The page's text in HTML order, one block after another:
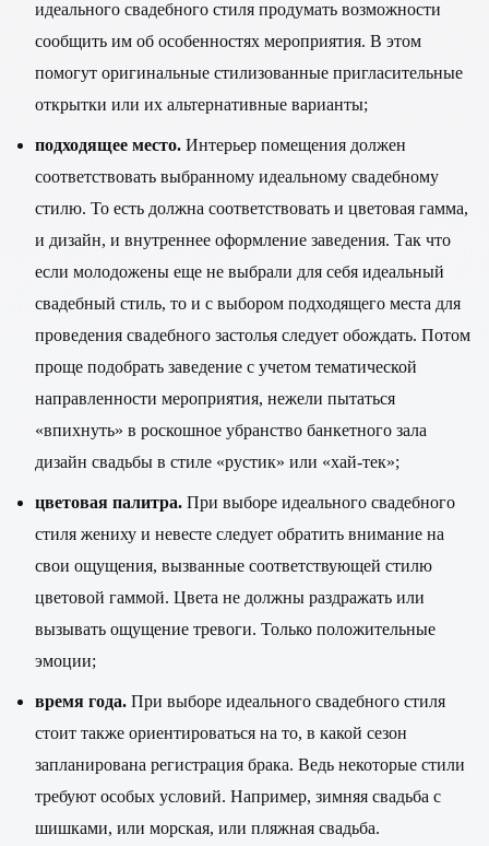
идеального свадебного стиля продумать возможности
сообщить им об особенностях мероприятия. В этом
помогут оригинальные стилизованные пригласительные
открытки или их альтернативные варианты;
подходящее место. Интерьер помещения должен
соответствовать выбранному идеальному свадебному
стилю. То есть должна соответствовать и цветовая гамма,
и дизайн, и внутреннее оформление заведения. Так что
если молодожены еще не выбрали для себя идеальный
свадебный стиль, то и с выбором подходящего места для
проведения свадебного застолья следует обождать. Потом
проще подобрать заведение с учетом тематической
направленности мероприятия, нежели пытаться
«впихнуть» в роскошное убранство банкетного зала
дизайн свадьбы в стиле «рустик» или «хай-тек»;
цветовая палитра. При выборе идеального свадебного
стиля жениху и невесте следует обратить внимание на
свои ощущения, вызванные соответствующей стилю
цветовой гаммой. Цвета не должны раздражать или
вызывать ощущение тревоги. Только положительные
эмоции;
время года. При выборе идеального свадебного стиля
стоит также ориентироваться на то, в какой сезон
запланирована регистрация брака. Ведь некоторые стили
требуют особых условий. Например, зимняя свадьба с
шишками, или морская, или пляжная свадьба.